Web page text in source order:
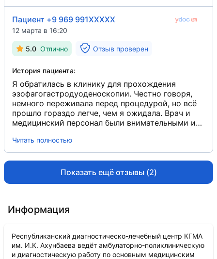
профессионалом: внимательно выслушал
жалобы, провёл тщательный осмотр и подробно
объяснил результаты. Все рекомендации были
понятными и чёткими, без лишней спешки. Сын
чувствовал себя спокойно, благодаря
доброжелательному подходу специалиста.
организации — в центре чисто, аккуратно,
оборудование современное, очереди
минимальные. Всё прошло быстро и без лишнего
стресса. В целом, посещение КГМА
диагностического и лечебного центра оставило
только положительные впечатления. Спасибо
заботу о пациентах. Обязательно будем
обращаться снова при необходимости и
рекомендовать другим.
Пациент +9 969 991XXXXX
12 марта в 16:20
5.0 Отлично Отзыв проверен
История пациента:
Я обратилась в клинику для прохождения
эзофагогастродуоденоскопии. Честно говоря,
немного переживала перед процедурой, но всё
прошло гораздо легче, чем я ожидала. Врач и
медицинский персонал были внимательными и
проходить обследование, и поддержали во
время процедуры. Само обследование провели
аккуратно, быстро и профессионально. После
процедуры мне также дали рекомендации. В
Читать полностью
Показать ещё отзывы (2)
Информация
Республиканский диагностическо-лечебный центр КГМА
им. И.К. Ахунбаева ведёт амбулаторно-поликлиническую
и диагностическую работу по основным медицинским